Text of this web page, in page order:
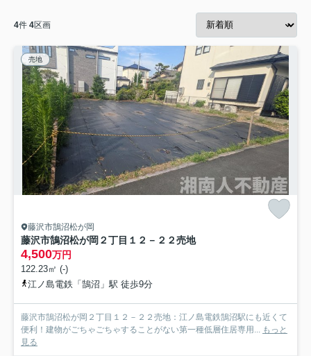
4件 4区画
売地
藤沢市鵠沼松が岡
藤沢市鵠沼松が岡２丁目１２－２２売地
4,500万円
122.23㎡ (-)
江ノ島電鉄「鵠沼」駅 徒歩9分
藤沢市鵠沼松が岡２丁目１２－２２売地：江ノ島電鉄鵠沼駅にも近くて
便利！建物がごちゃごちゃすることがない第一種低層住居専用... もっと
見る